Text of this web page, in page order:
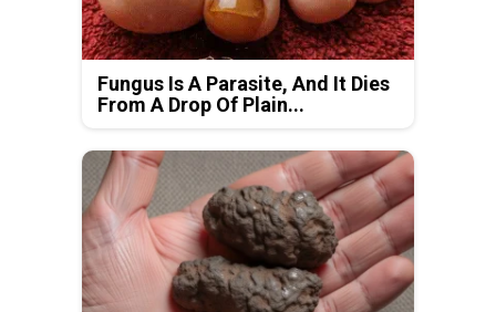
Fungus Is A Parasite, And It Dies
From A Drop Of Plain...